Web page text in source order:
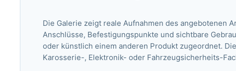
Die Galerie zeigt reale Aufnahmen des angebotenen
Anschlüsse, Befestigungspunkte und sichtbare
oder künstlich einem anderen Produkt zugeordnet.
Karosserie-, Elektronik- oder Fahrzeugsicherheits-